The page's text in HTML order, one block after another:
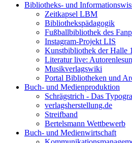
Bibliotheks- und
Zeitkapsel LBM
Bibliothekspädagogik
Fußballbibliothek des
Instagram-Projekt LIS
Kunstbibliothek der Halle
Literatur live:
Musikverlagswiki
Portal Bibliotheken und
Buch- und Medienproduktion
Schrägstrich - Das
verlagsherstellung.de
Streifband
Bertelsmann Wettbewerb
Buch- und Medienwirtschaft